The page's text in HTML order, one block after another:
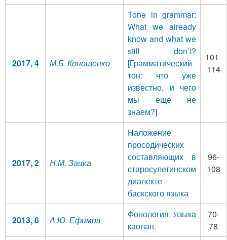
2017, 4 М.Б. Коношенко
Tone in grammar:
What we already
know and what we
still don’t?
[Грамматический
тон: что уже
известно, и чего
мы еще не
знаем?]
101-
114
2017, 2 Н.М. Заика
Наложение
просодических
составляющих в
старосулетинском
диалекте
баскского языка
96-
108
2013, 6 А.Ю. Ефимов
Фонология языка
каолан.
70-
78